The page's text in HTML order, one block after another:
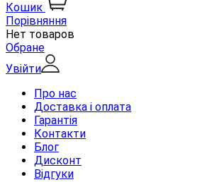
Кошик
Порівняння
Нет товаров
Обране
Увійти
Про нас
Доставка і оплата
Гарантія
Контакти
Блог
Дисконт
Відгуки